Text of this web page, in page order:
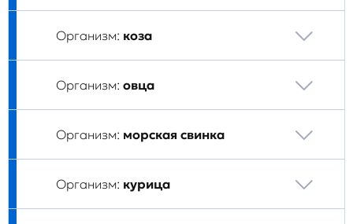
Организм: коза
Организм: овца
Организм: морская свинка
Организм: курица